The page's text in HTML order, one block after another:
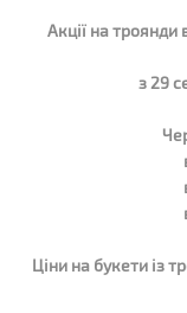
Акції на
з 29
Ціни на букети із